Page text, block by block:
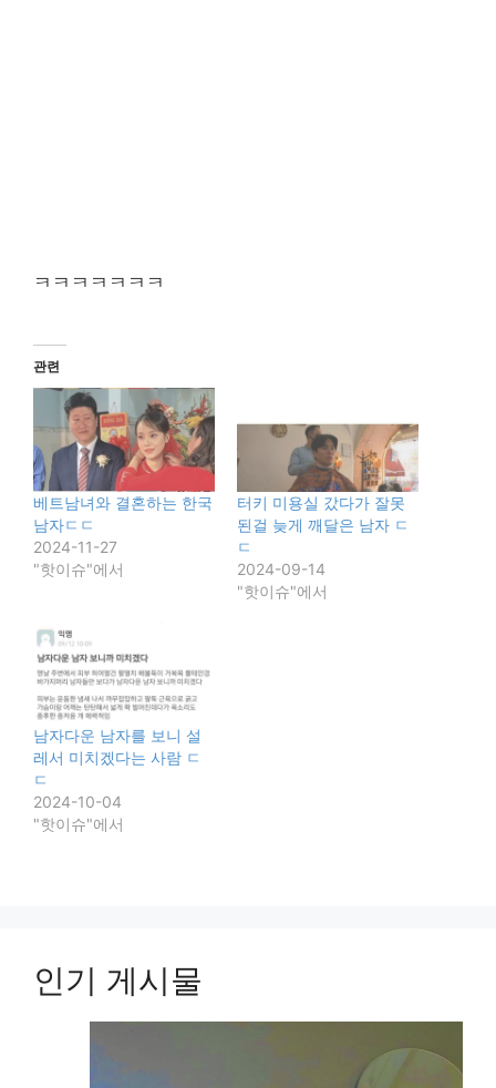
ㅋㅋㅋㅋㅋㅋㅋ
관련
베트남녀와 결혼하는 한국
남자ㄷㄷ
2024-11-27
"핫이슈"에서
터키 미용실 갔다가 잘못
된걸 늦게 깨달은 남자 ㄷ
ㄷ
2024-09-14
"핫이슈"에서
남자다운 남자를 보니 설
레서 미치겠다는 사람 ㄷ
ㄷ
2024-10-04
"핫이슈"에서
인기 게시물